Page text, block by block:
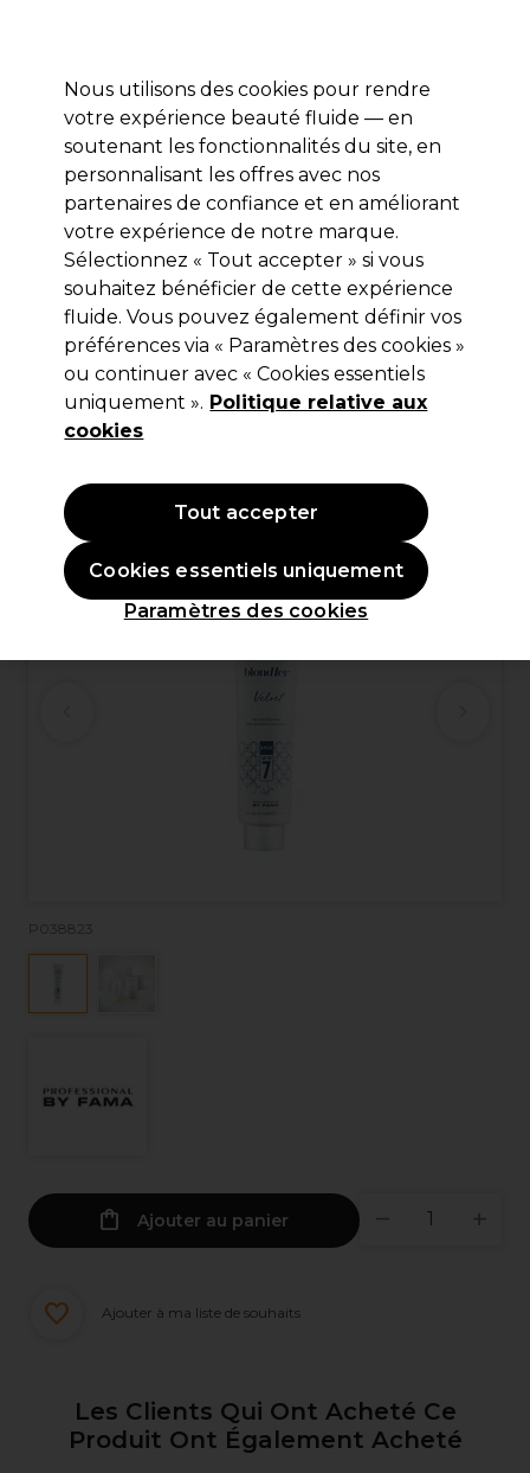
Se connecter
Marques Bons plans Coiffure Electro et Matériel
Livraison et délais
lire la suite
Professional by Fama
Professional By Fama Blondher
Crème Décolorante Velvet 180ml
(0)
25,85 €Hors TVA
P038823
Ajouter au panier
Ajouter à ma liste de souhaits
Les Clients Qui Ont Acheté Ce
Produit Ont Également Acheté
Nous utilisons des cookies pour rendre
votre expérience beauté fluide — en
soutenant les fonctionnalités du site, en
personnalisant les offres avec nos
partenaires de confiance et en améliorant
votre expérience de notre marque.
Sélectionnez « Tout accepter » si vous
souhaitez bénéficier de cette expérience
fluide. Vous pouvez également définir vos
préférences via « Paramètres des cookies »
ou continuer avec « Cookies essentiels
uniquement ». Politique relative aux
cookies
Paramètres des cookies
Cookies essentiels uniquement
Tout accepter